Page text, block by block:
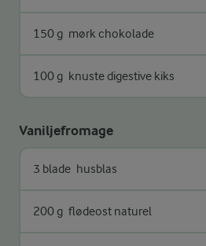
150 g mørk chokolade
100 g knuste digestive kiks
Vaniljefromage
3 blade husblas
200 g flødeost naturel